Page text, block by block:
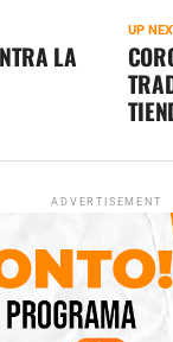
UP
LA
ADVERTISEMENT